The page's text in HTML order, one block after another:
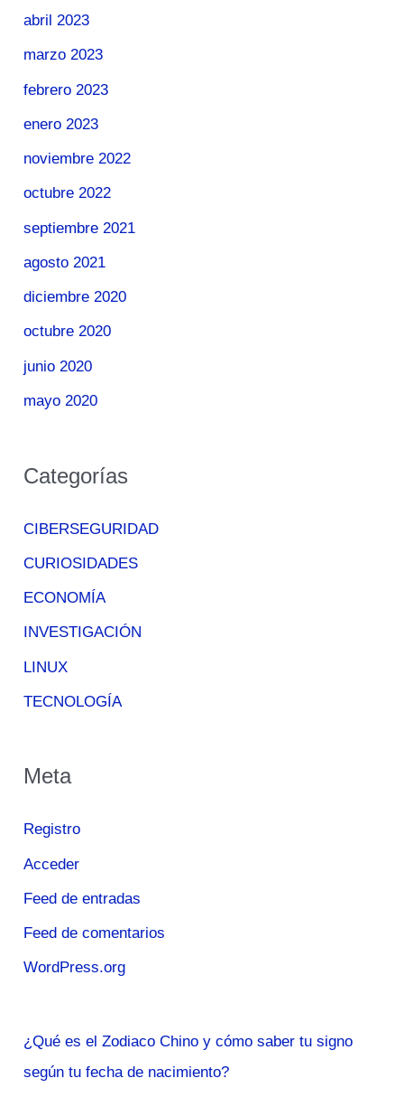
abril 2023
marzo 2023
febrero 2023
enero 2023
noviembre 2022
octubre 2022
septiembre 2021
agosto 2021
diciembre 2020
octubre 2020
junio 2020
mayo 2020
Categorías
CIBERSEGURIDAD
CURIOSIDADES
ECONOMÍA
INVESTIGACIÓN
LINUX
TECNOLOGÍA
Meta
Registro
Acceder
Feed de entradas
Feed de comentarios
WordPress.org
¿Qué es el Zodiaco Chino y cómo saber tu signo
según tu fecha de nacimiento?